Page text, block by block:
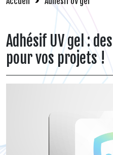
FLYERS /
Adhésif UV gel :
pour vos projets !